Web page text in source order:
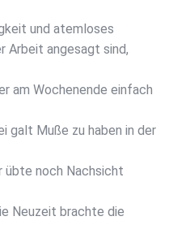
und atemloses
Arbeit angesagt sind,
am Wochenende einfach
galt Muße zu haben in der
übte noch Nachsicht
Neuzeit brachte die